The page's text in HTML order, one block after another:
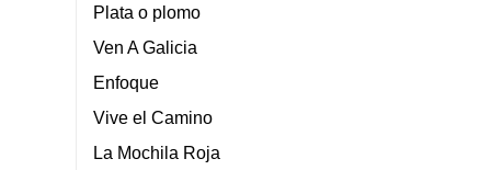
Plata o plomo
Ven A Galicia
Enfoque
Vive el Camino
La Mochila Roja